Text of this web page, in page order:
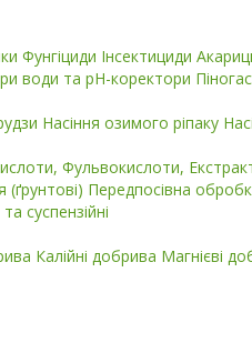
Фунгіциди Інсектициди
води та pH-коректори
Насіння озимого ріпаку
Фульвокислоти,
Передпосівна
суспензійні
Калійні добрива Магнієві